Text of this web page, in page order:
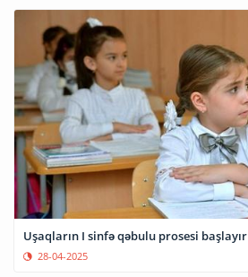
Uşaqların I sinfə qəbulu prosesi başlayır
28-04-2025